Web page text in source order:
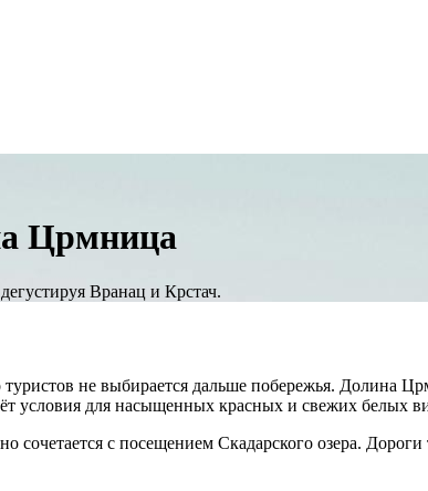
Црмница
Вранац и Крстач.
не выбирается дальше побережья. Долина
условия для насыщенных красных и свежих белых
сочетается с посещением Скадарского озера.